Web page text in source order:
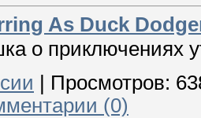
As Duck
о приключениях
Просмотров:
(0)